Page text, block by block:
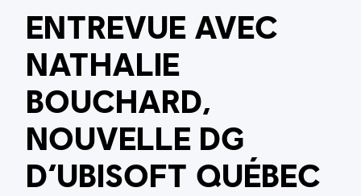
ENTREVUE AVEC
NATHALIE
BOUCHARD,
NOUVELLE DG
D’UBISOFT QUÉBEC